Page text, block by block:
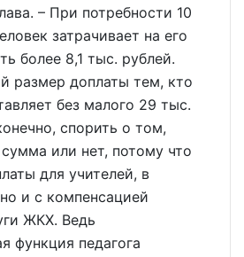
– При потребности 10
затрачивает на его
более 8,1 тыс. рублей.
размер доплаты тем, кто
без малого 29 тыс.
спорить о том,
или нет, потому что
для учителей, в
и с компенсацией
ЖКХ. Ведь
функция педагога